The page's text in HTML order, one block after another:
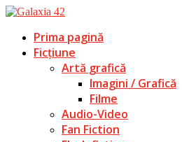
Prima pagină
Ficțiune
Artă grafică
Imagini / Grafică
Filme
Audio-Video
Fan Fiction